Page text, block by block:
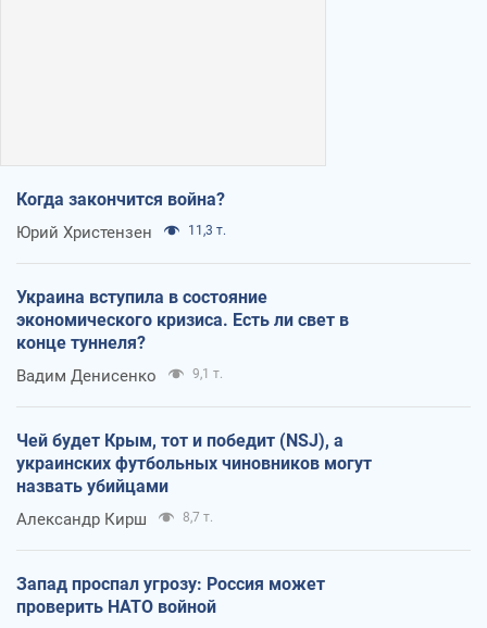
Когда закончится война?
Юрий Христензен 11,3 т.
Украина вступила в состояние
экономического кризиса. Есть ли свет в
конце туннеля?
Вадим Денисенко 9,1 т.
Чей будет Крым, тот и победит (NSJ), а
украинских футбольных чиновников могут
назвать убийцами
Александр Кирш 8,7 т.
Запад проспал угрозу: Россия может
проверить НАТО войной